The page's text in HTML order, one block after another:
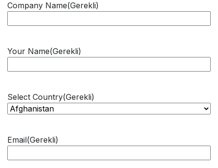
Company Name(Gerekli)
Your Name(Gerekli)
Select Country(Gerekli)
Email(Gerekli)